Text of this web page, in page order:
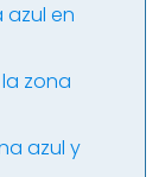
en
zona
azul y